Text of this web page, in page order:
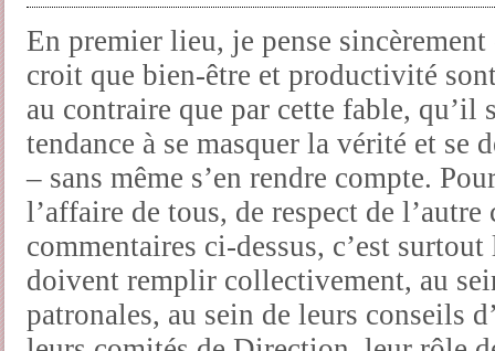
En premier lieu, je pense sincèrement
croit que bien-être et productivité
au contraire que par cette fable, qu’il
tendance à se masquer la vérité et se
– sans même s’en rendre compte.
l’affaire de tous, de respect de l’autre
commentaires ci-dessus, c’est
doivent remplir collectivement, au
patronales, au sein de leurs conseils